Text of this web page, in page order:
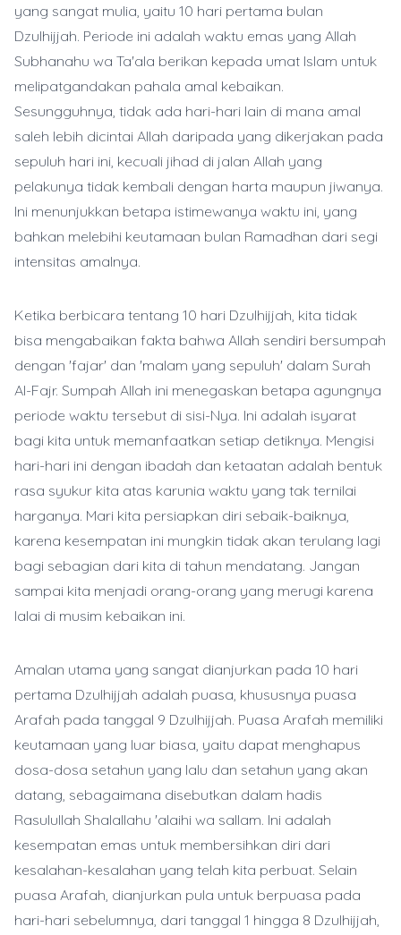
yang sangat mulia, yaitu 10 hari pertama bulan
Dzulhijjah. Periode ini adalah waktu emas yang Allah
Subhanahu wa Ta'ala berikan kepada umat Islam untuk
melipatgandakan pahala amal kebaikan.
Sesungguhnya, tidak ada hari-hari lain di mana amal
saleh lebih dicintai Allah daripada yang dikerjakan pada
sepuluh hari ini, kecuali jihad di jalan Allah yang
pelakunya tidak kembali dengan harta maupun jiwanya.
Ini menunjukkan betapa istimewanya waktu ini, yang
bahkan melebihi keutamaan bulan Ramadhan dari segi
intensitas amalnya.
Ketika berbicara tentang 10 hari Dzulhijjah, kita tidak
bisa mengabaikan fakta bahwa Allah sendiri bersumpah
dengan 'fajar' dan 'malam yang sepuluh' dalam Surah
Al-Fajr. Sumpah Allah ini menegaskan betapa agungnya
periode waktu tersebut di sisi-Nya. Ini adalah isyarat
bagi kita untuk memanfaatkan setiap detiknya. Mengisi
hari-hari ini dengan ibadah dan ketaatan adalah bentuk
rasa syukur kita atas karunia waktu yang tak ternilai
harganya. Mari kita persiapkan diri sebaik-baiknya,
karena kesempatan ini mungkin tidak akan terulang lagi
bagi sebagian dari kita di tahun mendatang. Jangan
sampai kita menjadi orang-orang yang merugi karena
lalai di musim kebaikan ini.
Amalan utama yang sangat dianjurkan pada 10 hari
pertama Dzulhijjah adalah puasa, khususnya puasa
Arafah pada tanggal 9 Dzulhijjah. Puasa Arafah memiliki
keutamaan yang luar biasa, yaitu dapat menghapus
dosa-dosa setahun yang lalu dan setahun yang akan
datang, sebagaimana disebutkan dalam hadis
Rasulullah Shalallahu 'alaihi wa sallam. Ini adalah
kesempatan emas untuk membersihkan diri dari
kesalahan-kesalahan yang telah kita perbuat. Selain
puasa Arafah, dianjurkan pula untuk berpuasa pada
hari-hari sebelumnya, dari tanggal 1 hingga 8 Dzulhijjah,